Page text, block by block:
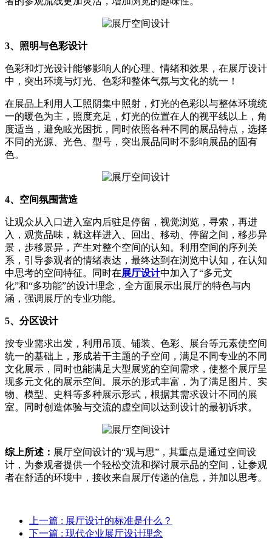
3、照明与色彩设计
色彩和灯光设计能够影响人的心理、情绪和效果，在展厅设计
中，突出环境与灯光、色彩和整体气氛与文化的统一！
在展品上利用人工照阴集中照射，灯光的色彩以与整体环境统
一的暖色为主，照度充足，灯光的位置在人的视平线以上，角
度适当，避免眩光困扰，同时依照各种不同的展品特点，选择
不同的光源、光色、型号，突出展品同时不影响展品的固有
色。
4、空间氛围营造
让观众从入口进入室内后驻足停留，视觉浏览，寻索，再进
入，观赏品味，就这样进入、回出、移动、停留之间，移步异
景，步移景异，产生对整个空间的认知。利用空间的序列关
系，引导参观者的情绪表达，最终达到在浏览中认知，在认知
中思考的空间特征。同时在展厅设计中加入了“多元文
化”和“多功能”的设计理念，全方面展示出展厅的特色与内
涵，强调展厅的专业功能。
5、分区设计
按专业需求出发，利用吊顶、铺装、色彩、展台等元素使空间
统一的基础上，形成若干主题的子空间，满足不同专业的不同
文化展示，同时也能满足大型展览的空间需求，使整个展厅呈
现多元文化的展示空间。展示的形式丰富，为了满足图片、实
物、模型、史料等多种展示形式，根据其需求设计不同的展
室。同时创造体验与交流的虚空间以达到设计的最初诉求。
综上所述： 展厅空间设计的“观与思”，其重点是通过空间设
计，为参观者提供一个轻松交流和探讨展示品的空间，让参观
者在舒适的环境中，接收来自展厅传递的信息，并加以思考。
上一篇 : 展厅设计的标准是什么？
下一篇 : 现代企业展厅设计理念